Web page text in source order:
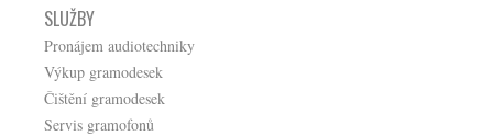
SLUŽBY
Pronájem audiotechniky
Výkup gramodesek
Čištění gramodesek
Servis gramofonů